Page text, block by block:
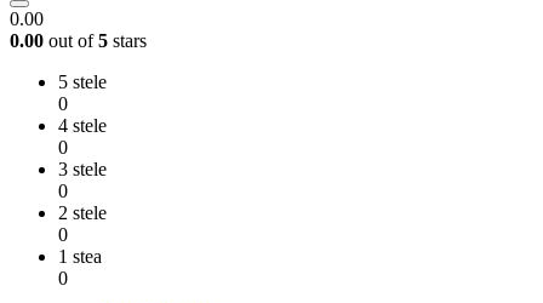
0.00
0.00 out of5 stars
5 stele
0
4 stele
0
3 stele
0
2 stele
0
1 stea
0